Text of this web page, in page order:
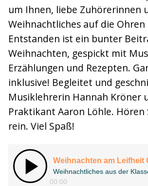
um Ihnen, liebe Zuhörerinnen
Weihnachtliches auf die Ohren
Entstanden ist ein bunter
Weihnachten, gespickt mit
Erzählungen und Rezepten.
inklusive! Begleitet und
Musiklehrerin Hannah Kröner
Praktikant Aaron Löhle. Hören
rein. Viel Spaß!